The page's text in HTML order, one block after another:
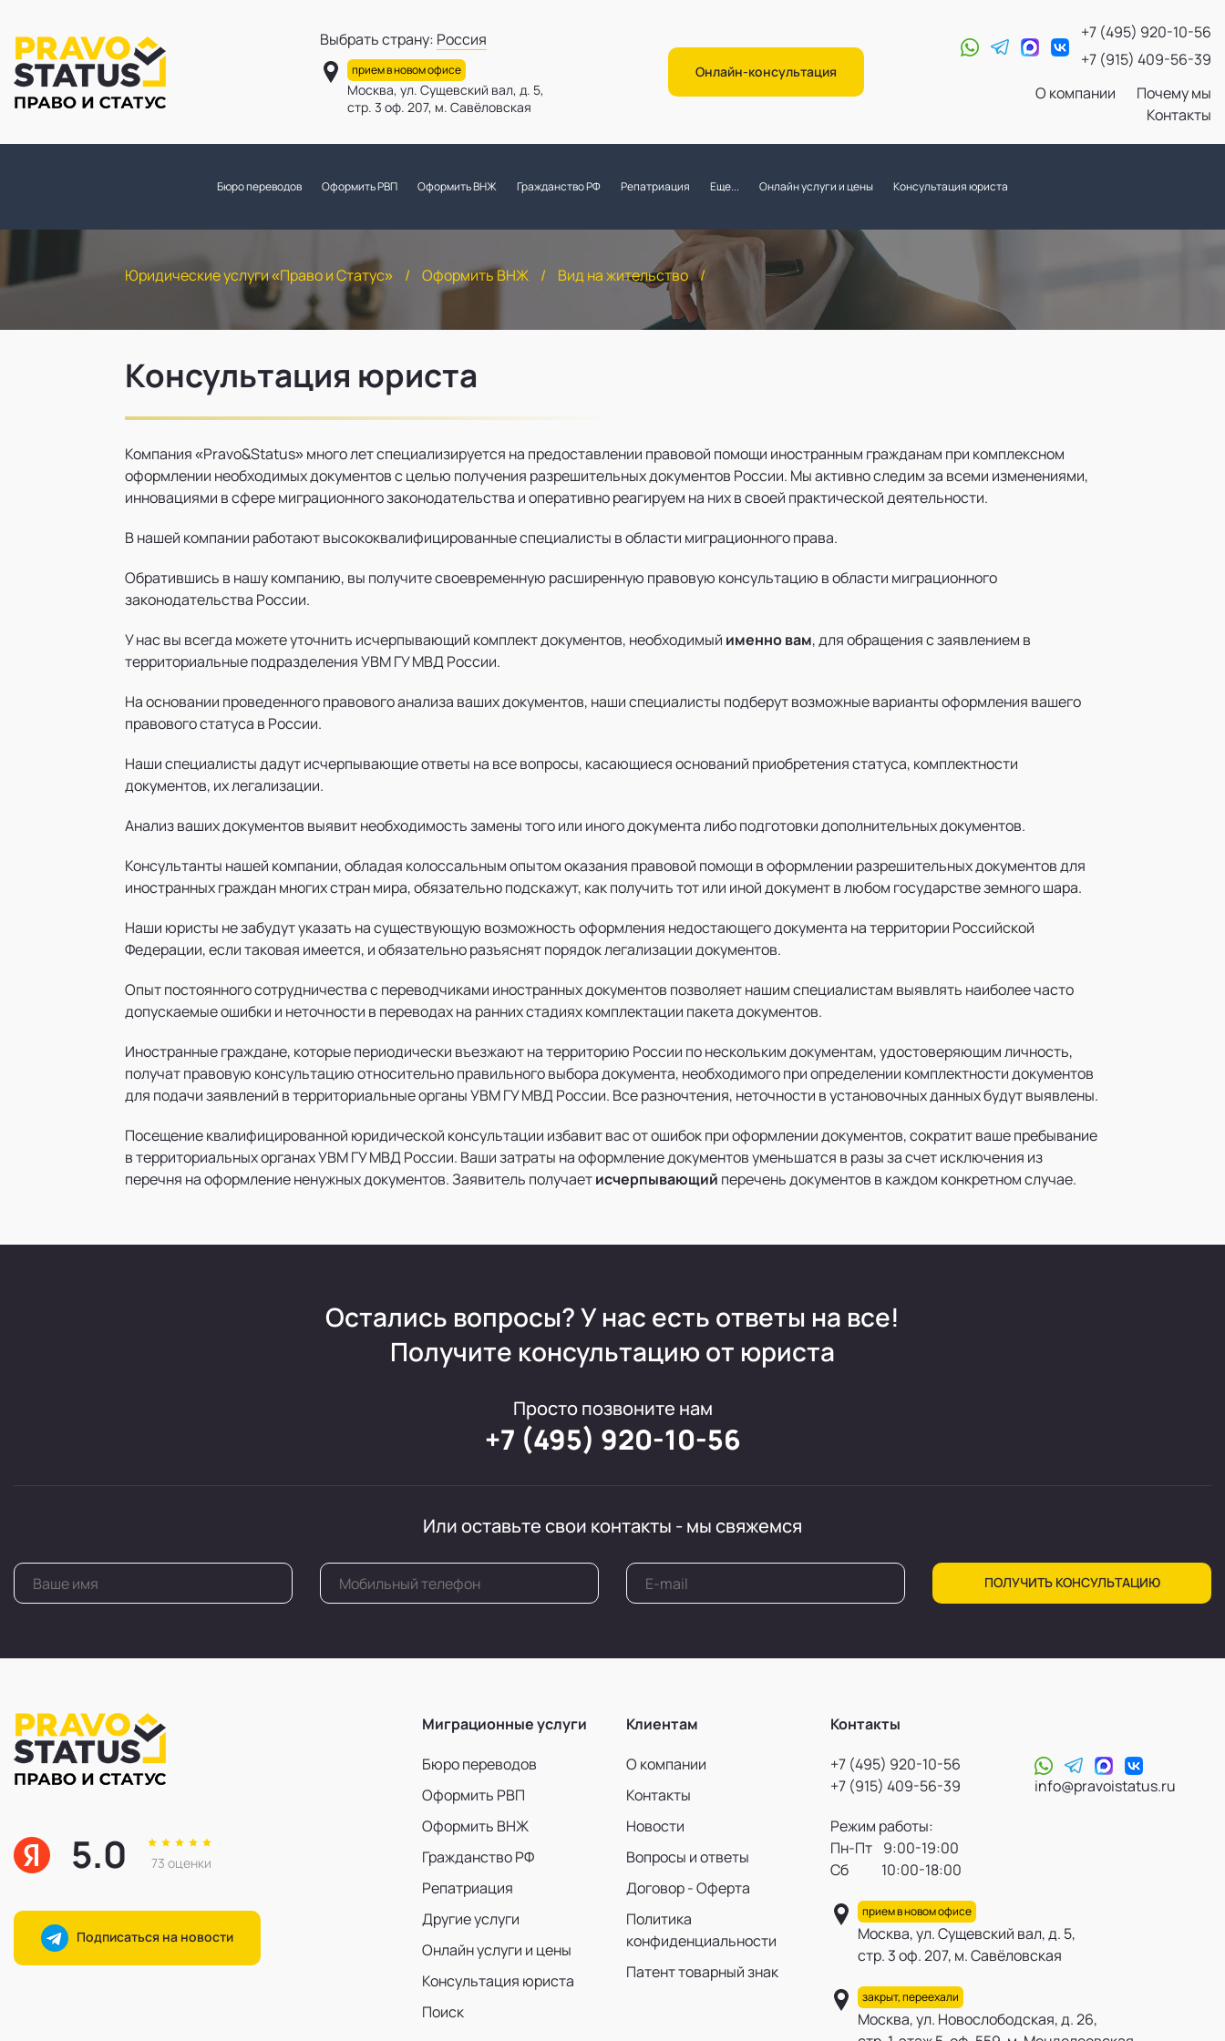
Выбрать страну: Россия
прием в новом офисе
Москва, ул. Сущевский вал, д. 5,
стр. 3 оф. 207, м. Савёловская
Онлайн-консультация
+7 (495) 920-10-56
+7 (915) 409-56-39
О компании
Почему мы
Контакты
Бюро переводов Оформить РВП Оформить ВНЖ Гражданство РФ Репатриация Еще... Онлайн услуги и цены Консультация юриста
Юридические услуги «Право и Статус» / Оформить ВНЖ / Вид на жительство /
Консультация юриста
Компания «Pravo&Status» много лет специализируется на предоставлении правовой помощи иностранным гражданам при комплексном
оформлении необходимых документов с целью получения разрешительных документов России. Мы активно следим за всеми изменениями,
инновациями в сфере миграционного законодательства и оперативно реагируем на них в своей практической деятельности.
В нашей компании работают высококвалифицированные специалисты в области миграционного права.
Обратившись в нашу компанию, вы получите своевременную расширенную правовую консультацию в области миграционного
законодательства России.
У нас вы всегда можете уточнить исчерпывающий комплект документов, необходимый именно вам, для обращения с заявлением в
территориальные подразделения УВМ ГУ МВД России.
На основании проведенного правового анализа ваших документов, наши специалисты подберут возможные варианты оформления вашего
правового статуса в России.
Наши специалисты дадут исчерпывающие ответы на все вопросы, касающиеся оснований приобретения статуса, комплектности
документов, их легализации.
Анализ ваших документов выявит необходимость замены того или иного документа либо подготовки дополнительных документов.
Консультанты нашей компании, обладая колоссальным опытом оказания правовой помощи в оформлении разрешительных документов для
иностранных граждан многих стран мира, обязательно подскажут, как получить тот или иной документ в любом государстве земного шара.
Наши юристы не забудут указать на существующую возможность оформления недостающего документа на территории Российской
Федерации, если таковая имеется, и обязательно разъяснят порядок легализации документов.
Опыт постоянного сотрудничества с переводчиками иностранных документов позволяет нашим специалистам выявлять наиболее часто
допускаемые ошибки и неточности в переводах на ранних стадиях комплектации пакета документов.
Иностранные граждане, которые периодически въезжают на территорию России по нескольким документам, удостоверяющим личность,
получат правовую консультацию относительно правильного выбора документа, необходимого при определении комплектности документов
для подачи заявлений в территориальные органы УВМ ГУ МВД России. Все разночтения, неточности в установочных данных будут выявлены.
Посещение квалифицированной юридической консультации избавит вас от ошибок при оформлении документов, сократит ваше пребывание
в территориальных органах УВМ ГУ МВД России. Ваши затраты на оформление документов уменьшатся в разы за счет исключения из
перечня на оформление ненужных документов. Заявитель получаетисчерпывающий перечень документов в каждом конкретном случае.
Остались вопросы?У нас есть ответы на все!
Получите консультацию от юриста
Просто позвоните нам
+7 (495) 920-10-56
Или оставьте свои контакты - мы свяжемся
ПОЛУЧИТЬ КОНСУЛЬТАЦИЮ
5.0 73 оценки
Подписаться на новости
Миграционные услуги
Бюро переводов
Оформить РВП
Оформить ВНЖ
Гражданство РФ
Репатриация
Другие услуги
Онлайн услуги и цены
Консультация юриста
Поиск
Клиентам
О компании
Контакты
Новости
Вопросы и ответы
Договор - Оферта
Политика
конфиденциальности
Патент товарный знак
Контакты
+7 (495) 920-10-56
+7 (915) 409-56-39
info@pravoistatus.ru
Режим работы:
Пн-Пт 9:00-19:00
Сб 10:00-18:00
прием в новом офисе
Москва, ул. Сущевский вал, д. 5,
стр. 3 оф. 207, м. Савёловская
закрыт, переехали
Москва, ул. Новослободская, д. 26,